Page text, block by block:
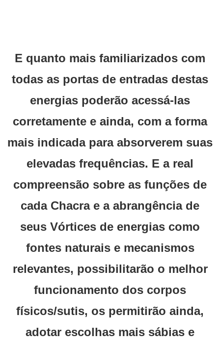
E quanto mais familiarizados com
todas as portas de entradas destas
energias poderão acessá-las
corretamente e ainda, com a forma
mais indicada para absorverem suas
elevadas frequências. E a real
compreensão sobre as funções de
cada Chacra e a abrangência de
seus Vórtices de energias como
fontes naturais e mecanismos
relevantes, possibilitarão o melhor
funcionamento dos corpos
físicos/sutis, os permitirão ainda,
adotar escolhas mais sábias e